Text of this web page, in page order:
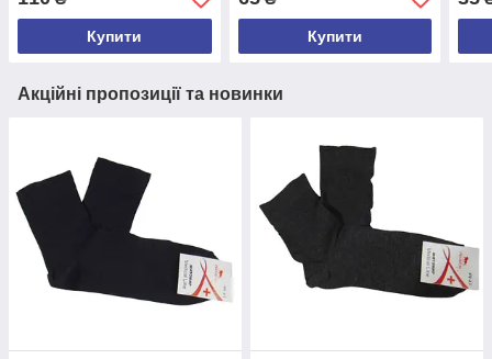
Купити Купити
Акційні пропозиції та новинки